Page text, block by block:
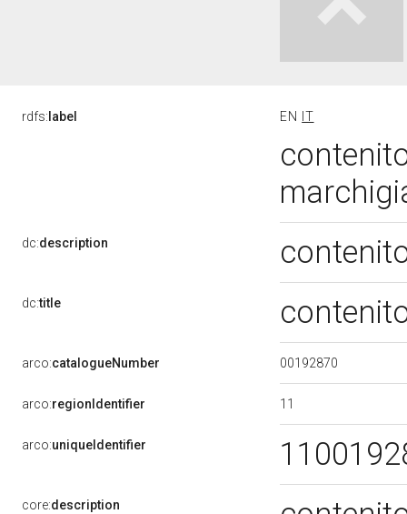
rdfs: label EN IT
dc:description
dc:title
arco:catalogueNumber 00192870
arco:regionIdentifier 11
arco:uniqueIdentifier
core:description